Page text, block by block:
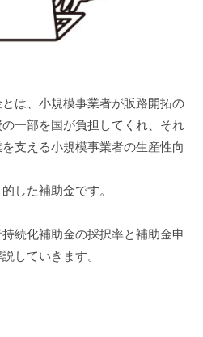
は、小規模事業者が販路開拓の
一部を国が負担してくれ、それ
支える小規模事業者の生産性向
した補助金です。
続化補助金の採択率と補助金申
していきます。